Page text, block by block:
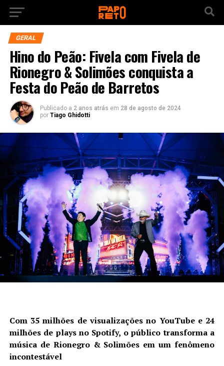
GERAL
Hino do Peão: Fivela com Fivela de
Rionegro & Solimões conquista a
Festa do Peão de Barretos
Publicado a 2 anos atrás em 28 de agosto de 2024
por Tiago Ghidotti
Com 35 milhões de visualizações no YouTube e 24
milhões de plays no Spotify, o público transforma a
música de Rionegro & Solimões em um fenômeno
incontestável